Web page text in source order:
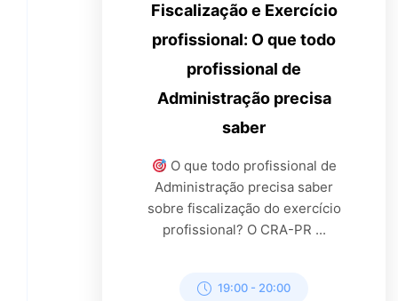
Fiscalização e Exercício
profissional: O que todo
profissional de
Administração precisa
saber
O que todo profissional de
Administração precisa saber
sobre fiscalização do exercício
profissional? O CRA-PR ...
19:00 - 20:00